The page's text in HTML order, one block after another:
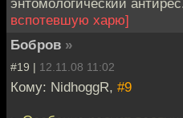
энтомологический
вспотевшую харю]
Бобров »
#19 | 12.11.08 11:02
Кому: NidhoggR, #9